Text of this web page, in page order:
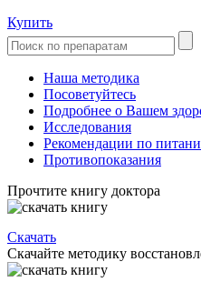
Купить
Наша методика
Посоветуйтесь
Подробнее о Вашем
Исследования
Рекомендации по
Противопоказания
Прочтите книгу доктора
Скачать
Скачайте методику